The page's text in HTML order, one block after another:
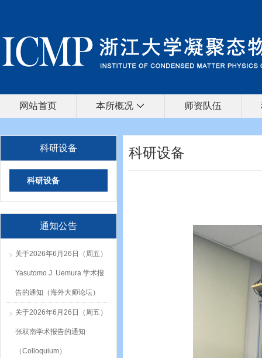
网站首页 本所概况 师资队伍
科研设备
科研设备
通知公告
关于2026年6月26日（周五）
Yasutomo J. Uemura 学术报
告的通知（海外大师论坛）
关于2026年6月26日（周五）
张双南学术报告的通知
（Colloquium）
科研设备